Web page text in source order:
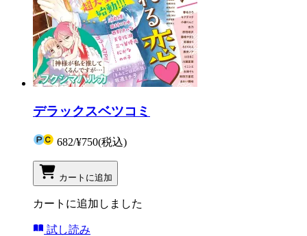
デラックスベツコミ
682/¥750(税込)
カートに追加
カートに追加しました
試し読み